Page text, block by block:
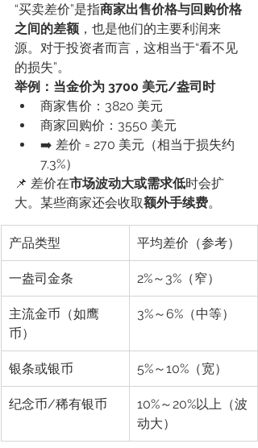
“买卖差价”是指商家出售价格与回购价格
之间的差额 ，也是他们的主要利润来
源。对于投资者而言，这相当于“看不见
的损失”。
举例：当金价为 3700 美元/盎司时
商家售价：3820 美元
商家回购价：3550 美元
➡️ 差价 = 270 美元（相当于损失约
7.3%）
📌 差价在市场波动大或需求低时会扩
大。某些商家还会收取额外手续费。
产品类型 平均差价（参考）
一盎司金条 2%～3%（窄）
主流金币（如鹰
币）
3%～6%（中等）
银条或银币 5%～10%（宽）
纪念币/稀有银币
10%～20%以上（波
动大）